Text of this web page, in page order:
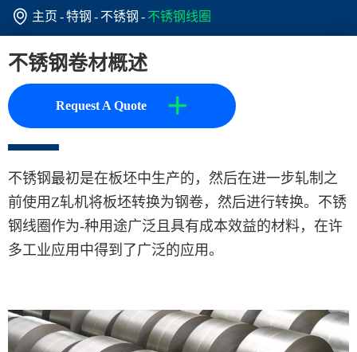
 主页 特钢 不锈钢 不锈钢线圈
不锈钢卷材概述
Request A Quote +
不锈钢最初是在板坯中生产的，然后在进一步轧制之
前使用Z轧机将板坯转换为钢卷，然后进行转换。不锈
钢线圈作为-种用途广泛且具有成本效益的材料，在许
多工业应用中得到了广泛的应用。